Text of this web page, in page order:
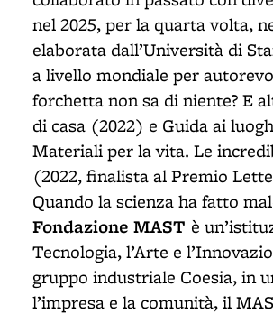
nel 2025, per la quarta volta,
elaborata dall’Università di
a livello mondiale per
forchetta non sa di niente? E
di casa (2022) e Guida ai
Materiali per la vita. Le
(2022, finalista al Premio
Quando la scienza ha fatto
Fondazione MAST è
Tecnologia, l’Arte e
gruppo industriale Coesia, in
l’impresa e la comunità, il